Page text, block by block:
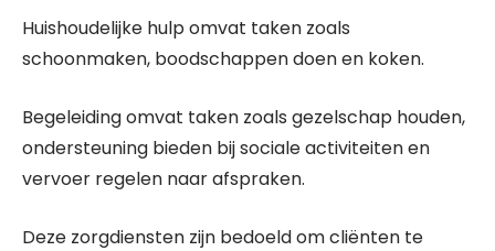
Huishoudelijke hulp omvat taken zoals
schoonmaken, boodschappen doen en koken.
Begeleiding omvat taken zoals gezelschap houden,
ondersteuning bieden bij sociale activiteiten en
vervoer regelen naar afspraken.
Deze zorgdiensten zijn bedoeld om cliënten te